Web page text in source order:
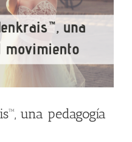
una pedagogía